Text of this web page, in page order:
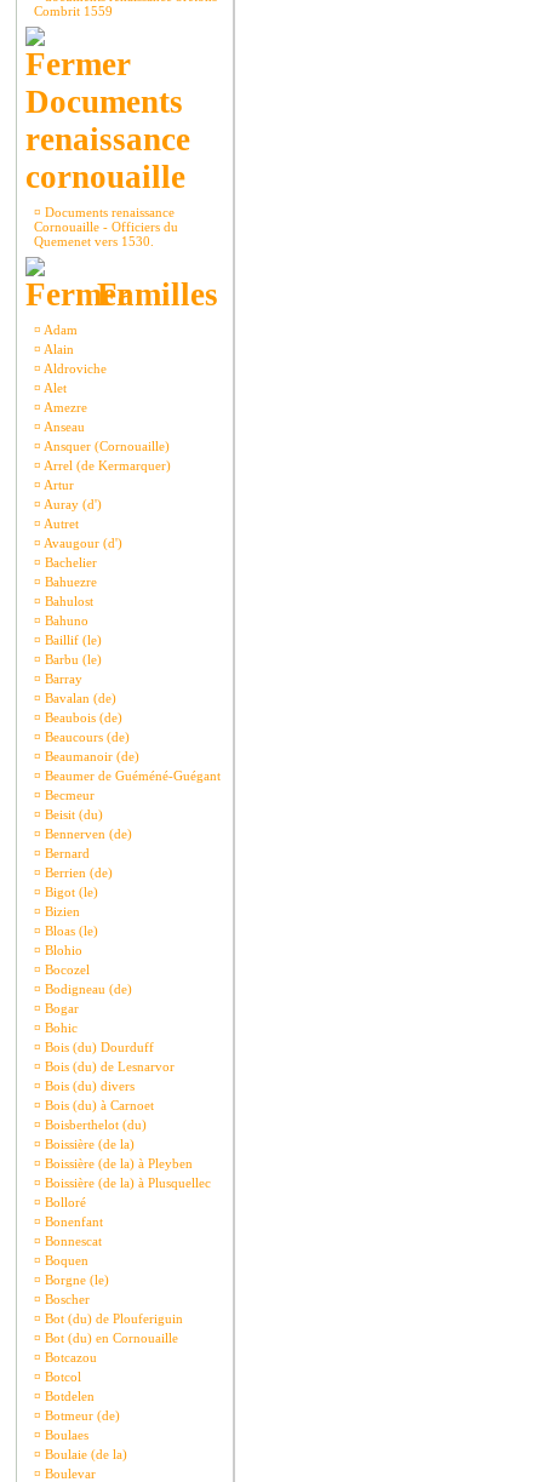
Combrit 1559
Documents
renaissance
cornouaille
¤ Documents renaissance
Cornouaille - Officiers du
Quemenet vers 1530.
Familles
¤ Adam
¤ Alain
¤ Aldroviche
¤ Alet
¤ Amezre
¤ Anseau
¤ Ansquer (Cornouaille)
¤ Arrel (de Kermarquer)
¤ Artur
¤ Auray (d')
¤ Autret
¤ Avaugour (d')
¤ Bachelier
¤ Bahuezre
¤ Bahulost
¤ Bahuno
¤ Baillif (le)
¤ Barbu (le)
¤ Barray
¤ Bavalan (de)
¤ Beaubois (de)
¤ Beaucours (de)
¤ Beaumanoir (de)
¤ Beaumer de Guéméné-Guégant
¤ Becmeur
¤ Beisit (du)
¤ Bennerven (de)
¤ Bernard
¤ Berrien (de)
¤ Bigot (le)
¤ Bizien
¤ Bloas (le)
¤ Blohio
¤ Bocozel
¤ Bodigneau (de)
¤ Bogar
¤ Bohic
¤ Bois (du) Dourduff
¤ Bois (du) de Lesnarvor
¤ Bois (du) divers
¤ Bois (du) à Carnoet
¤ Boisberthelot (du)
¤ Boissière (de la)
¤ Boissière (de la) à Pleyben
¤ Boissière (de la) à Plusquellec
¤ Bolloré
¤ Bonenfant
¤ Bonnescat
¤ Boquen
¤ Borgne (le)
¤ Boscher
¤ Bot (du) de Plouferiguin
¤ Bot (du) en Cornouaille
¤ Botcazou
¤ Botcol
¤ Botdelen
¤ Botmeur (de)
¤ Boulaes
¤ Boulaie (de la)
¤ Boulevar